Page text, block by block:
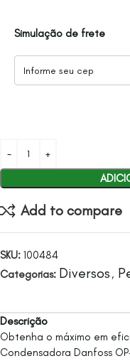
Simulação de frete
Add to compare
SKU: 100484
Categorias: Diversos ,
Descrição
Obtenha o máximo em
Condensadora Danfoss